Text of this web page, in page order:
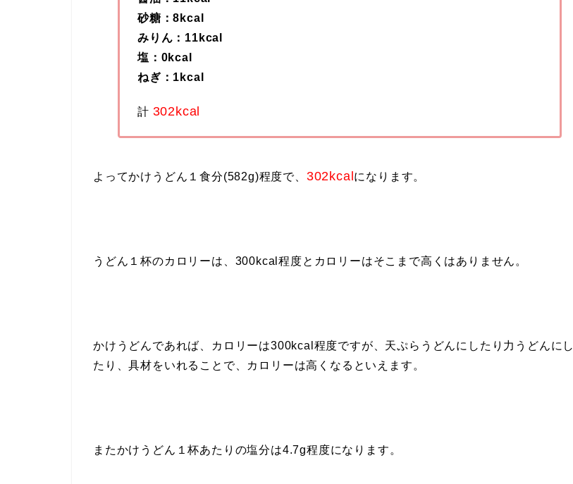
砂糖：8kcal
みりん：11kcal
塩：0kcal
ねぎ：1kcal
計 302kcal
よってかけうどん１食分(582g)程度で、 302kcal になります。
うどん１杯のカロリーは、300kcal程度とカロリーはそこまで高くはありません。
かけうどんであれば、カロリーは300kcal程度ですが、天ぷらうどんにしたり力うどんにし
たり、具材をいれることで、カロリーは高くなるといえます。
またかけうどん１杯あたりの塩分は4.7g程度になります。